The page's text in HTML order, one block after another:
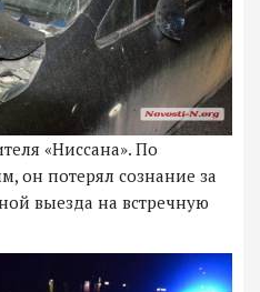
«Ниссана». По
он потерял сознание за
выезда на встречную